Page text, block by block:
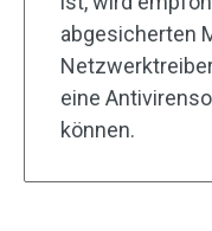
abgesicherten
eine
können.